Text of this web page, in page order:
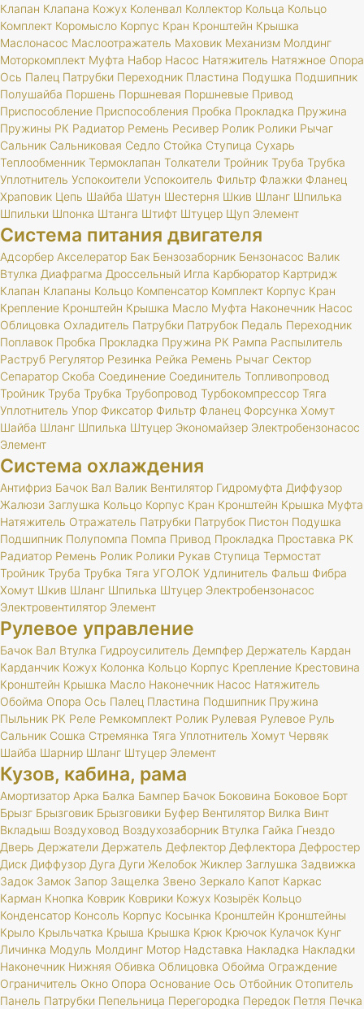
Клапан Клапана Кожух Коленвал Коллектор Кольца Кольцо
Комплект Коромысло Корпус Кран Кронштейн Крышка
Маслонасос Маслоотражатель Маховик Механизм Молдинг
Моторкомплект Муфта Набор Насос Натяжитель Натяжное Опора
Ось Палец Патрубки Переходник Пластина Подушка Подшипник
Полушайба Поршень Поршневая Поршневые Привод
Приспособление Приспособления Пробка Прокладка Пружина
Пружины РК Радиатор Ремень Ресивер Ролик Ролики Рычаг
Сальник Сальниковая Седло Стойка Ступица Сухарь
Теплообменник Термоклапан Толкатели Тройник Труба Трубка
Уплотнитель Успокоители Успокоитель Фильтр Флажки Фланец
Храповик Цепь Шайба Шатун Шестерня Шкив Шланг Шпилька
Шпильки Шпонка Штанга Штифт Штуцер Щуп Элемент
Система питания двигателя
Адсорбер Акселератор Бак Бензозаборник Бензонасос Валик
Втулка Диафрагма Дроссельный Игла Карбюратор Картридж
Клапан Клапаны Кольцо Компенсатор Комплект Корпус Кран
Крепление Кронштейн Крышка Масло Муфта Наконечник Насос
Облицовка Охладитель Патрубки Патрубок Педаль Переходник
Поплавок Пробка Прокладка Пружина РК Рампа Распылитель
Раструб Регулятор Резинка Рейка Ремень Рычаг Сектор
Сепаратор Скоба Соединение Соединитель Топливопровод
Тройник Труба Трубка Трубопровод Турбокомпрессор Тяга
Уплотнитель Упор Фиксатор Фильтр Фланец Форсунка Хомут
Шайба Шланг Шпилька Штуцер Экономайзер Электробензонасос
Элемент
Система охлаждения
Антифриз Бачок Вал Валик Вентилятор Гидромуфта Диффузор
Жалюзи Заглушка Кольцо Корпус Кран Кронштейн Крышка Муфта
Натяжитель Отражатель Патрубки Патрубок Пистон Подушка
Подшипник Полупомпа Помпа Привод Прокладка Проставка РК
Радиатор Ремень Ролик Ролики Рукав Ступица Термостат
Тройник Труба Трубка Тяга УГОЛОК Удлинитель Фальш Фибра
Хомут Шкив Шланг Шпилька Штуцер Электробензонасос
Электровентилятор Элемент
Рулевое управление
Бачок Вал Втулка Гидроусилитель Демпфер Держатель Кардан
Карданчик Кожух Колонка Кольцо Корпус Крепление Крестовина
Кронштейн Крышка Масло Наконечник Насос Натяжитель
Обойма Опора Ось Палец Пластина Подшипник Пружина
Пыльник РК Реле Ремкомплект Ролик Рулевая Рулевое Руль
Сальник Сошка Стремянка Тяга Уплотнитель Хомут Червяк
Шайба Шарнир Шланг Штуцер Элемент
Кузов, кабина, рама
Амортизатор Арка Балка Бампер Бачок Боковина Боковое Борт
Брызг Брызговик Брызговики Буфер Вентилятор Вилка Винт
Вкладыш Воздуховод Воздухозаборник Втулка Гайка Гнездо
Дверь Держатели Держатель Дефлектор Дефлектора Дефростер
Диск Диффузор Дуга Дуги Желобок Жиклер Заглушка Задвижка
Задок Замок Запор Защелка Звено Зеркало Капот Каркас
Карман Кнопка Коврик Коврики Кожух Козырёк Кольцо
Конденсатор Консоль Корпус Косынка Кронштейн Кронштейны
Крыло Крыльчатка Крыша Крышка Крюк Крючок Кулачок Кунг
Личинка Модуль Молдинг Мотор Надставка Накладка Накладки
Наконечник Нижняя Обивка Облицовка Обойма Ограждение
Ограничитель Окно Опора Основание Ось Отбойник Отопитель
Панель Патрубки Пепельница Перегородка Передок Петля Печка